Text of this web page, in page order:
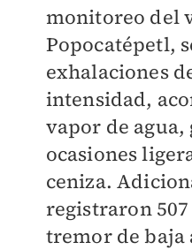
monitoreo del
Popocatépetl,
exhalaciones
intensidad,
vapor de agua,
ocasiones
ceniza.
registraron
tremor de baja